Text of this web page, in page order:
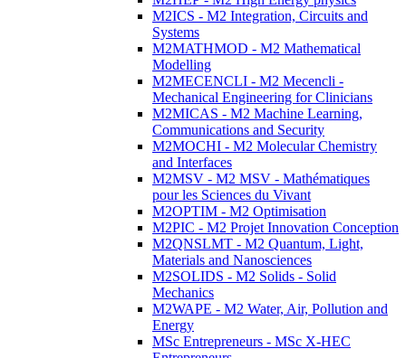
M2ICS - M2 Integration, Circuits and
Systems
M2MATHMOD - M2 Mathematical
Modelling
M2MECENCLI - M2 Mecencli -
Mechanical Engineering for Clinicians
M2MICAS - M2 Machine Learning,
Communications and Security
M2MOCHI - M2 Molecular Chemistry
and Interfaces
M2MSV - M2 MSV - Mathématiques
pour les Sciences du Vivant
M2OPTIM - M2 Optimisation
M2PIC - M2 Projet Innovation Conception
M2QNSLMT - M2 Quantum, Light,
Materials and Nanosciences
M2SOLIDS - M2 Solids - Solid
Mechanics
M2WAPE - M2 Water, Air, Pollution and
Energy
MSc Entrepreneurs - MSc X-HEC